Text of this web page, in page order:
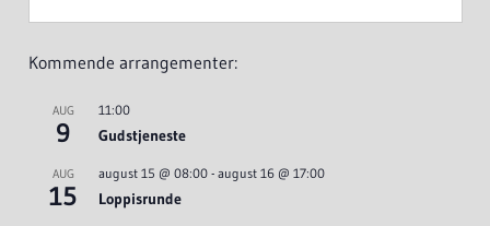
Kommende arrangementer:
AUG
9
11:00
Gudstjeneste
AUG
15
august 15 @ 08:00- august 16 @ 17:00
Loppisrunde